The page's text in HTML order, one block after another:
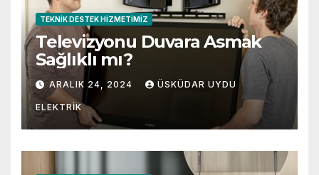
TEKNIK DESTEK HIZMETIMIZ
Televizyonu Duvara Asmak
Sağlıklı mı?
ARALIK 24, 2024 ÜSKÜDAR UYDU
ELEKTRIK